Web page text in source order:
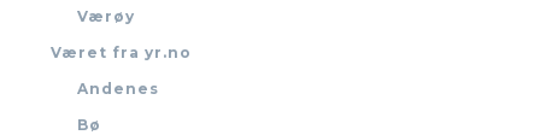
Værøy
Været fra yr.no
Andenes
Bø